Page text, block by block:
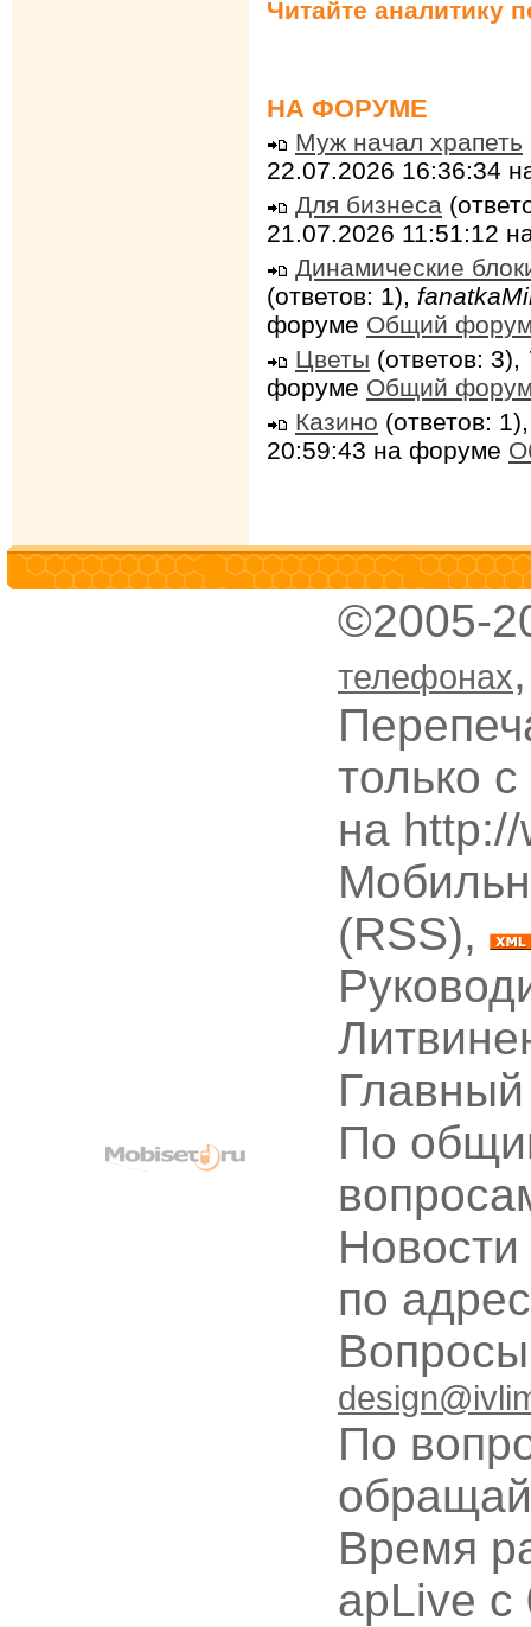
Читайте аналитику
НА ФОРУМЕ
Муж начал храпеть
22.07.2026 16:36:34
Для бизнеса
21.07.2026 11:51:12
Динамические
(ответов: 1),
форуме Общий
Цветы (ответов: 3),
форуме Общий
Казино (ответов:
20:59:43 на форуме
©2005-
телефонах
только
на
(RSS),
По
по
По
Время
apLive c